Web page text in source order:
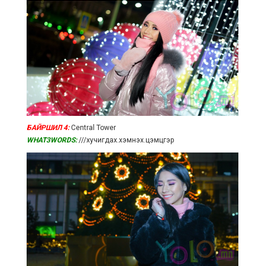
БАЙРШИЛ 4:Central Tower
WHAT3WORDS:///хучигдах.хэмнэх.цэмцгэр